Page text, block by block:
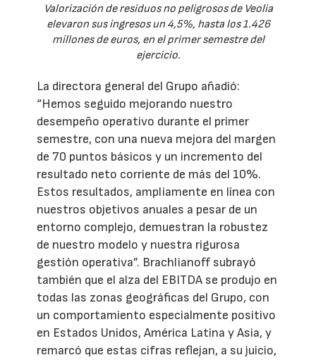
Valorización de residuos no peligrosos de Veolia
elevaron sus ingresos un 4,5%, hasta los 1.426
millones de euros, en el primer semestre del
ejercicio.
La directora general del Grupo añadió:
“Hemos seguido mejorando nuestro
desempeño operativo durante el primer
semestre, con una nueva mejora del margen
de 70 puntos básicos y un incremento del
resultado neto corriente de más del 10%.
Estos resultados, ampliamente en línea con
nuestros objetivos anuales a pesar de un
entorno complejo, demuestran la robustez
de nuestro modelo y nuestra rigurosa
gestión operativa”. Brachlianoff subrayó
también que el alza del EBITDA se produjo en
todas las zonas geográficas del Grupo, con
un comportamiento especialmente positivo
en Estados Unidos, América Latina y Asia, y
remarcó que estas cifras reflejan, a su juicio,